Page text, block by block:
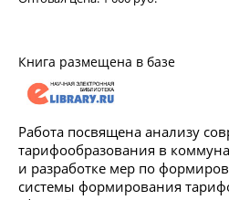
Книга размещена в базе
Работа посвящена анализу
тарифообразования в
и разработке мер по
системы формирования